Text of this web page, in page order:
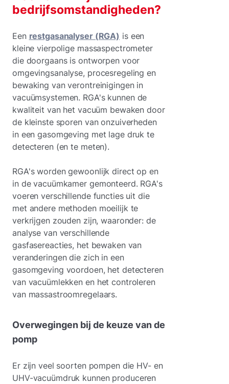
bedrijfsomstandigheden?
Een restgasanalyser (RGA) is een
kleine vierpolige massaspectrometer
die doorgaans is ontworpen voor
omgevingsanalyse, procesregeling en
bewaking van verontreinigingen in
vacuümsystemen. RGA's kunnen de
kwaliteit van het vacuüm bewaken door
de kleinste sporen van onzuiverheden
in een gasomgeving met lage druk te
detecteren (en te meten).
RGA's worden gewoonlijk direct op en
in de vacuümkamer gemonteerd. RGA's
voeren verschillende functies uit die
met andere methoden moeilijk te
verkrijgen zouden zijn, waaronder: de
analyse van verschillende
gasfasereacties, het bewaken van
veranderingen die zich in een
gasomgeving voordoen, het detecteren
van vacuümlekken en het controleren
van massastroomregelaars.
Overwegingen bij de keuze van de
pomp
Er zijn veel soorten pompen die HV- en
UHV-vacuümdruk kunnen produceren